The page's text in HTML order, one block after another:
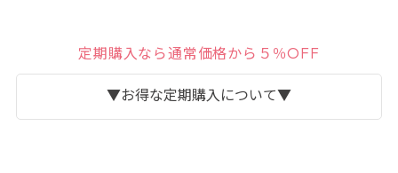
定期購入なら通常価格から５％OFF
▼お得な定期購入について▼